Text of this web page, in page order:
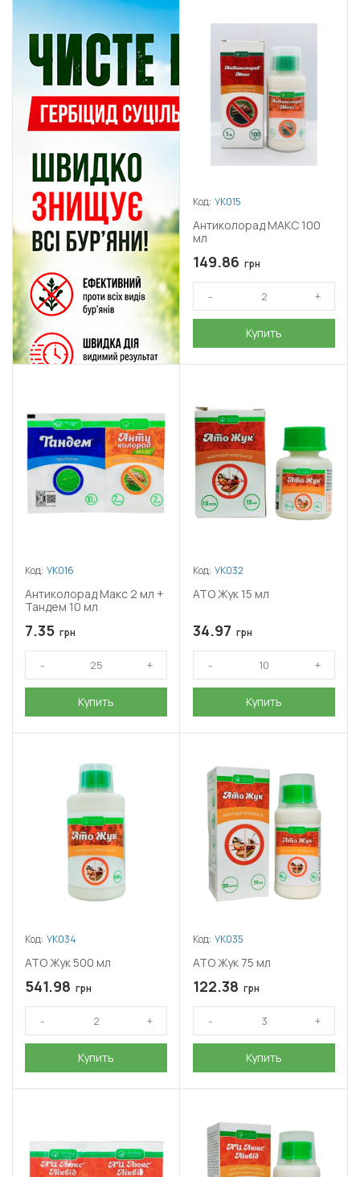
Код: УК015
Антиколорад МАКС 100
мл
149.86 грн
Купить
Код: УК016
Антиколорад Макс 2 мл +
Тандем 10 мл
7.35 грн
Купить
Код: УК032
АТО Жук 15 мл
34.97 грн
Купить
Код: УК034
АТО Жук 500 мл
541.98 грн
Купить
Код: УК035
АТО Жук 75 мл
122.38 грн
Купить